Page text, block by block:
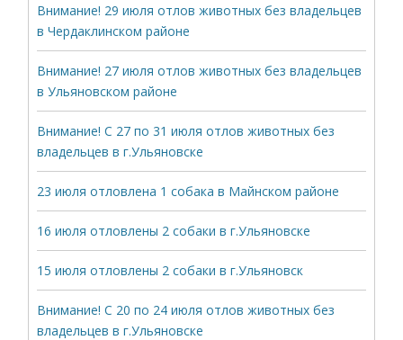
Внимание! 29 июля отлов животных без владельцев
в Чердаклинском районе
Внимание! 27 июля отлов животных без владельцев
в Ульяновском районе
Внимание! С 27 по 31 июля отлов животных без
владельцев в г.Ульяновске
23 июля отловлена 1 собака в Майнском районе
16 июля отловлены 2 собаки в г.Ульяновске
15 июля отловлены 2 собаки в г.Ульяновск
Внимание! С 20 по 24 июля отлов животных без
владельцев в г.Ульяновске